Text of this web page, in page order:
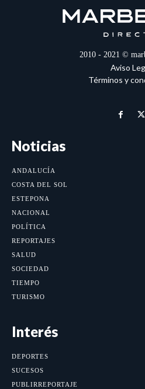
2010 - 2021 ©
Aviso
Términos y
Noticias
ANDALUCÍA
COSTA DEL SOL
ESTEPONA
NACIONAL
POLÍTICA
REPORTAJES
SALUD
SOCIEDAD
TIEMPO
TURISMO
Interés
DEPORTES
SUCESOS
PUBLIRREPORTAJE